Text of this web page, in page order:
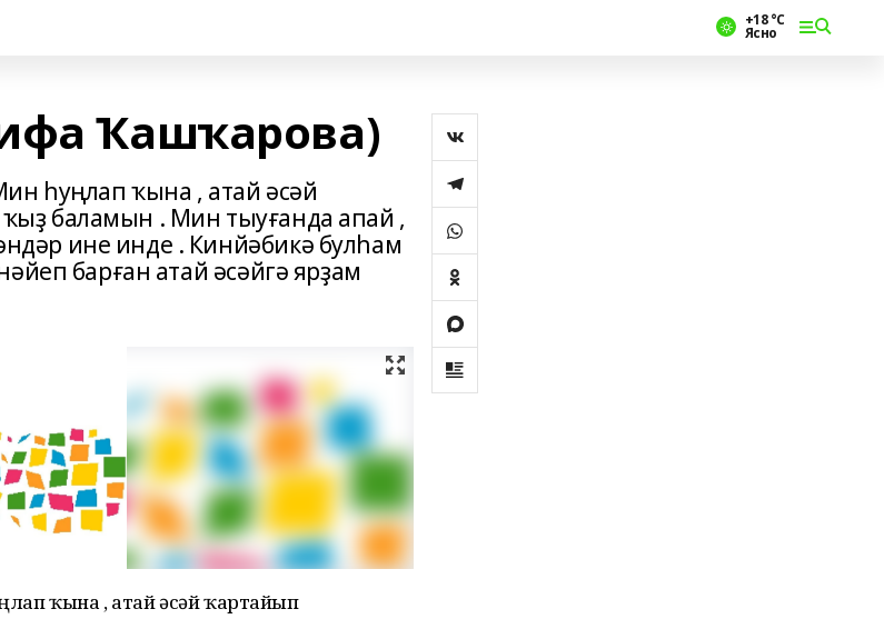
+18 °С
Ясно
Ҡашҡарова)
һуңлап ҡына , атай әсәй
баламын . Мин тыуғанда апай ,
ине инде . Кинйәбикә булһам
барған атай әсәйгә ярҙам
ҡына , атай әсәй ҡартайып